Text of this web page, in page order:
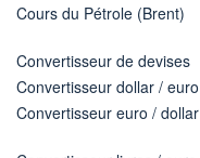
Cours du Pétrole (Brent)
Convertisseur de devises
Convertisseur dollar / euro
Convertisseur euro / dollar